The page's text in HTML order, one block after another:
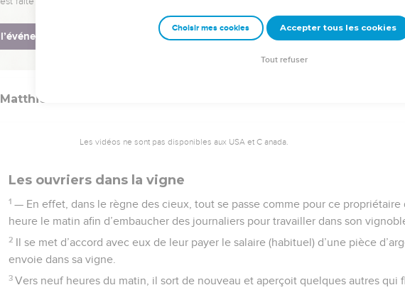
sont maintenant les derniers seront les premiers.
© 2013 - 2010 BLF Editions
Matthieu
Les vidéos ne sont pas disponibles aux USA et C anada.
Les ouvriers dans la vigne
1 — En effet, dans le règne des cieux, tout se passe comme pour ce propriétaire
heure le matin afin d’embaucher des journaliers pour travailler dans son
2 Il se met d’accord avec eux de leur payer le salaire (habituel) d’une pièce
envoie dans sa vigne.
3 Vers neuf heures du matin, il sort de nouveau et aperçoit quelques autres qui
Choisir mes cookies Accepter tous les cookies
Tout refuser